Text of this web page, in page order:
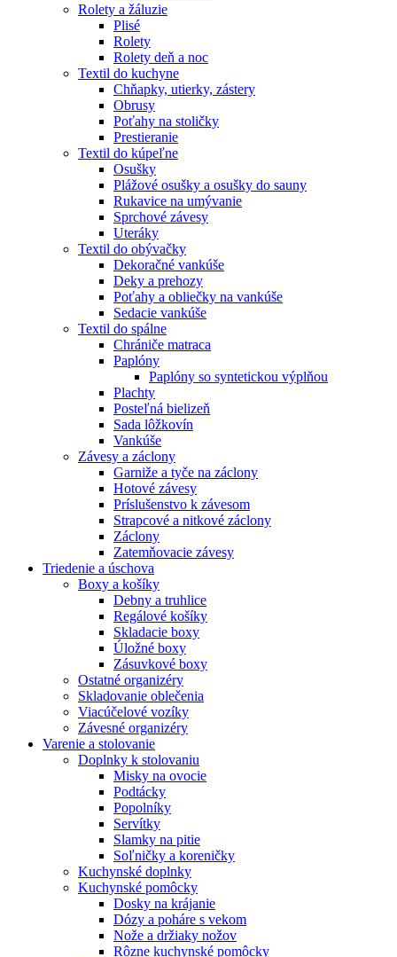
Rolety a žáluzie
Plisé
Rolety
Rolety deň a noc
Textil do kuchyne
Chňapky, utierky, zástery
Obrusy
Poťahy na stoličky
Prestieranie
Textil do kúpeľne
Osušky
Plážové osušky a osušky do sauny
Rukavice na umývanie
Sprchové závesy
Uteráky
Textil do obývačky
Dekoračné vankúše
Deky a prehozy
Poťahy a obliečky na vankúše
Sedacie vankúše
Textil do spálne
Chrániče matraca
Paplóny
Paplóny so syntetickou výplňou
Plachty
Posteľná bielizeň
Sada lôžkovín
Vankúše
Závesy a záclony
Garniže a tyče na záclony
Hotové závesy
Príslušenstvo k závesom
Strapcové a nitkové záclony
Záclony
Zatemňovacie závesy
Triedenie a úschova
Boxy a košíky
Debny a truhlice
Regálové košíky
Skladacie boxy
Úložné boxy
Zásuvkové boxy
Ostatné organizéry
Skladovanie oblečenia
Viacúčelové vozíky
Závesné organizéry
Varenie a stolovanie
Doplnky k stolovaniu
Misky na ovocie
Podtácky
Popolníky
Servítky
Slamky na pitie
Soľničky a koreničky
Kuchynské doplnky
Kuchynské pomôcky
Dosky na krájanie
Dózy a poháre s vekom
Nože a držiaky nožov
Rôzne kuchynské pomôcky